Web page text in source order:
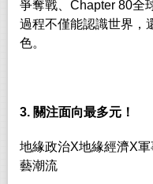
爭奪戰、Chapter 80
過程不僅能認識世界，
色。
3. 關注面向最多元！
地緣政治X地緣經濟X
藝潮流